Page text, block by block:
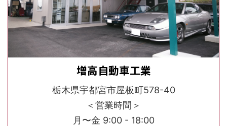
増高自動車工業
栃木県宇都宮市屋板町578-40
＜営業時間＞
月〜金 9:00 - 18:00